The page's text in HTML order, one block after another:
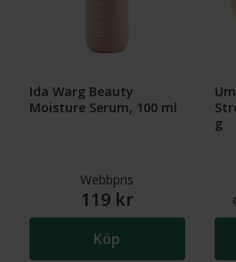
Ida Warg Beauty
Moisture Serum, 100 ml
Webbpris
119 kr
Köp
g